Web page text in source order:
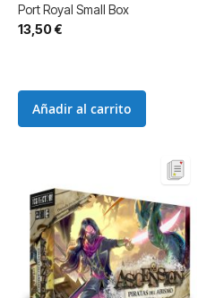
Port Royal Small Box
13,50 €
Añadir al carrito